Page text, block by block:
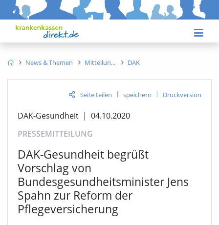
News & Themen Mitteilun DAK
Seite teilen | speichern | Druckversion
DAK-Gesundheit | 04.10.2020
PRESSEMITTEILUNG
DAK-Gesundheit begrüßt
Vorschlag von
Bundesgesundheitsminister Jens
Spahn zur Reform der
Pflegeversicherung